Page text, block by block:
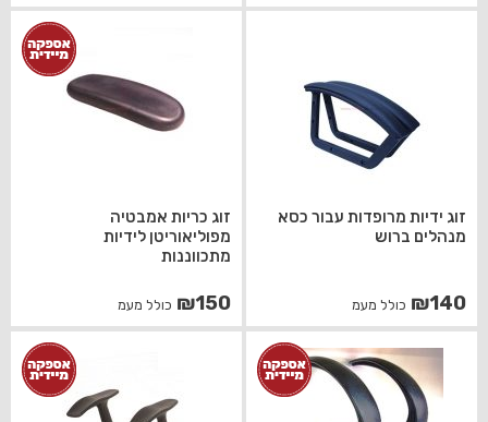
זוג ידיות מרופדות עבור כסא
מנהלים ברוש
₪140 כולל מעמ
זוג כריות אמבטיה
מפוליאוריטן לידיות
מתכווננות
₪150 כולל מעמ